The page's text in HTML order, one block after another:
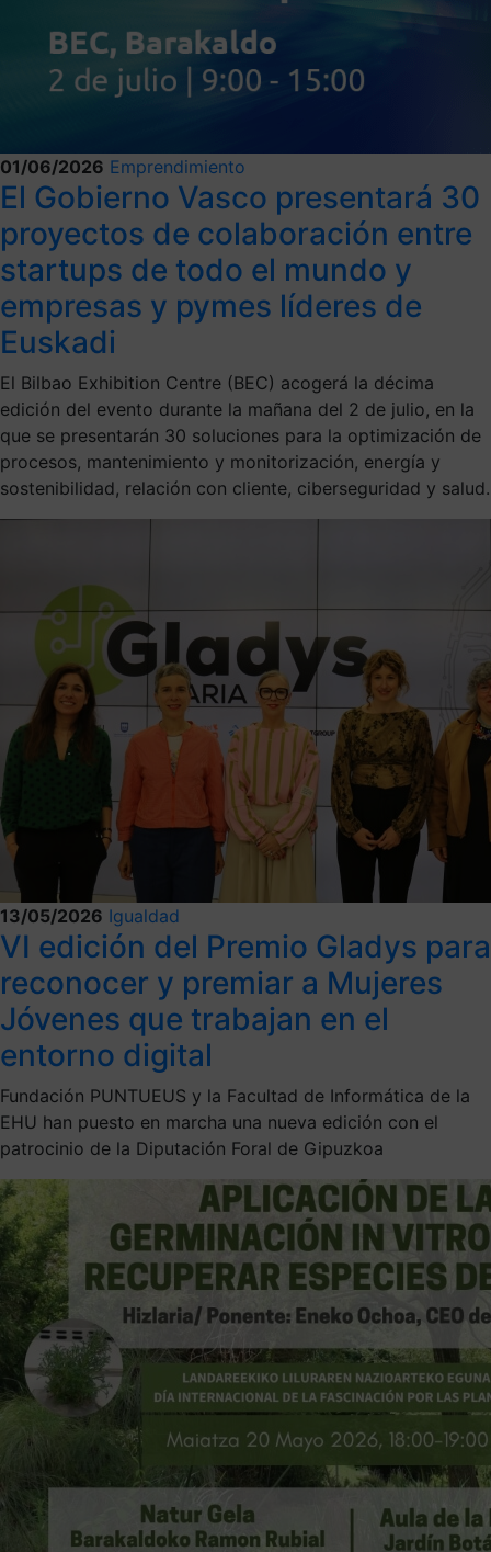
01/06/2026 Emprendimiento
El Gobierno Vasco presentará 30
proyectos de colaboración entre
startups de todo el mundo y
empresas y pymes líderes de
Euskadi
El Bilbao Exhibition Centre (BEC) acogerá la décima
edición del evento durante la mañana del 2 de julio, en la
que se presentarán 30 soluciones para la optimización de
procesos, mantenimiento y monitorización, energía y
sostenibilidad, relación con cliente, ciberseguridad y salud.
13/05/2026 Igualdad
VI edición del Premio Gladys para
reconocer y premiar a Mujeres
Jóvenes que trabajan en el
entorno digital
Fundación PUNTUEUS y la Facultad de Informática de la
EHU han puesto en marcha una nueva edición con el
patrocinio de la Diputación Foral de Gipuzkoa